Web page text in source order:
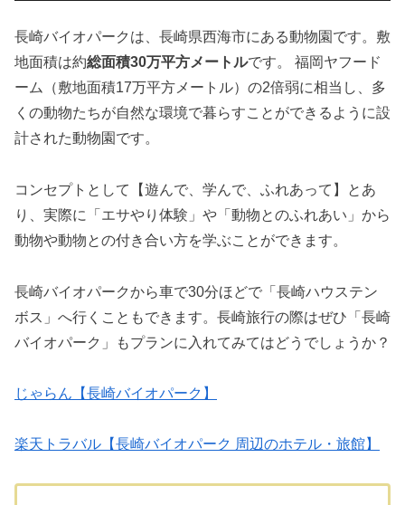
長崎バイオパークは、長崎県西海市にある動物園です。敷
地面積は約総面積30万平方メートルです。 福岡ヤフード
ーム（敷地面積17万平方メートル）の2倍弱に相当し、多
くの動物たちが自然な環境で暮らすことができるように設
計された動物園です。
コンセプトとして【遊んで、学んで、ふれあって】とあ
り、実際に「エサやり体験」や「動物とのふれあい」から
動物や動物との付き合い方を学ぶことができます。
長崎バイオパークから車で30分ほどで「長崎ハウステン
ボス」へ行くこともできます。長崎旅行の際はぜひ「長崎
バイオパーク」もプランに入れてみてはどうでしょうか？
じゃらん【長崎バイオパーク】
楽天トラバル【長崎バイオパーク 周辺のホテル・旅館】